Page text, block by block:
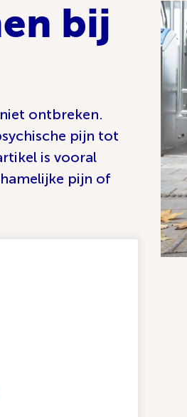
bij
ontbreken.
pijn tot
is vooral
pijn of